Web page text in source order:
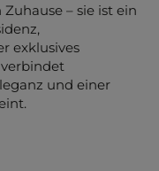
– sie ist ein
exklusives
und einer